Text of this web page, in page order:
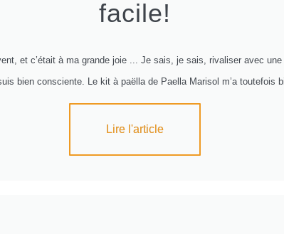
facile!
et c’était à ma grande joie ... Je sais, je sais, rivaliser avec
bien consciente. Le kit à paëlla de Paella Marisol m’a toutefois
Lire l'article